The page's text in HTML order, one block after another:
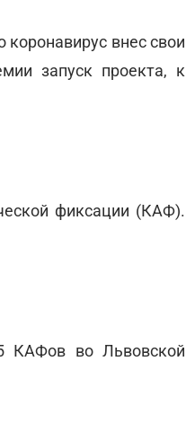
внес свои
запуск проекта, к
фиксации (КАФ).
КАФов во Львовской